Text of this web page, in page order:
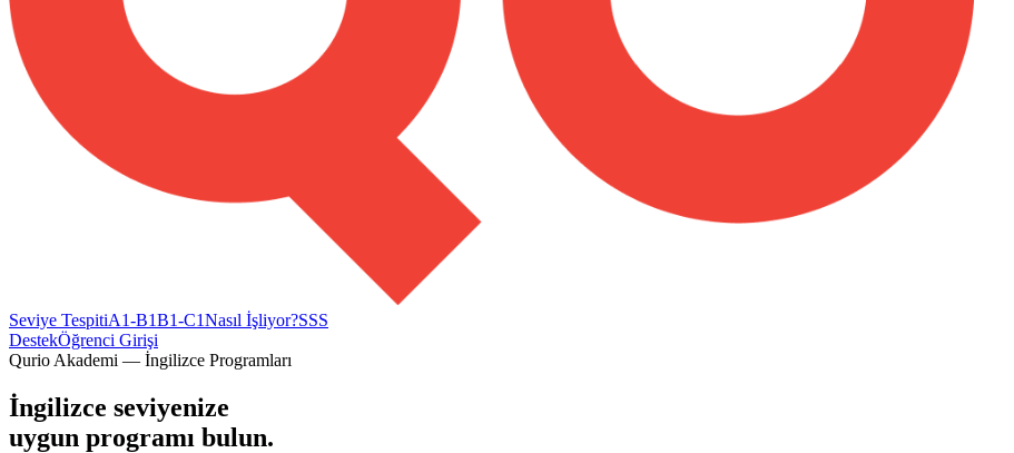
Seviye TespitiA1-B1B1-C1Nasıl İşliyor?SSS
DestekÖğrenci Girişi
Qurio Akademi — İngilizce Programları
İngilizce seviyenize
uygun programı bulun.